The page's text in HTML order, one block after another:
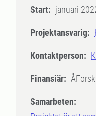
Start: januari
Projektansvarig:
Kontaktperson:
Finansiär: ÅForsk
Samarbeten: